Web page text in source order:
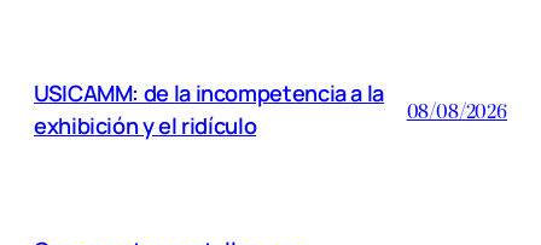
USICAMM: de la incompetencia a la
exhibición y el ridículo
08/08/2026